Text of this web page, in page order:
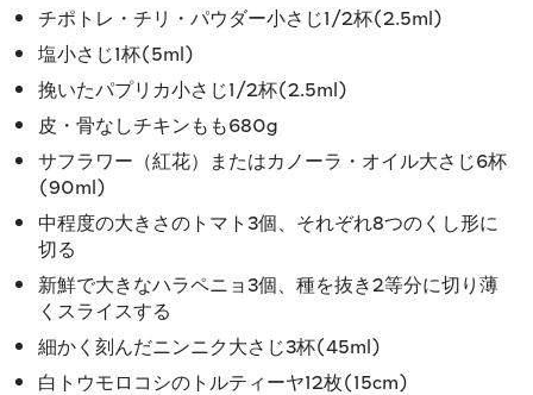
チポトレ・チリ・パウダー小さじ1/2杯(2.5ml)
塩小さじ1杯(5ml)
挽いたパプリカ小さじ1/2杯(2.5ml)
皮・骨なしチキンもも680g
サフラワー（紅花）またはカノーラ・オイル大さじ6杯
(90ml)
中程度の大きさのトマト3個、それぞれ8つのくし形に
切る
新鮮で大きなハラペニョ3個、種を抜き2等分に切り薄
くスライスする
細かく刻んだニンニク大さじ3杯(45ml)
白トウモロコシのトルティーヤ12枚(15cm)